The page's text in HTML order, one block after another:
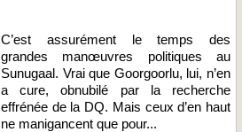
C’est assurément le temps des
grandes manœuvres politiques au
Sunugaal. Vrai que Goorgoorlu, lui, n’en
a cure, obnubilé par la recherche
effrénée de la DQ. Mais ceux d’en haut
ne manigancent que pour...